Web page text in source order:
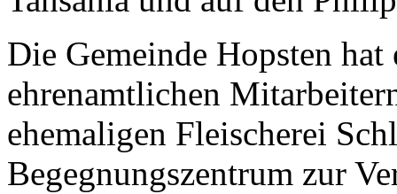
Die Gemeinde Hopsten
ehrenamtlichen
ehemaligen Fleischerei
Begegnungszentrum zur